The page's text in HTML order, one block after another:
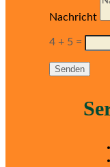
Nachricht
4 + 5 =
Senden